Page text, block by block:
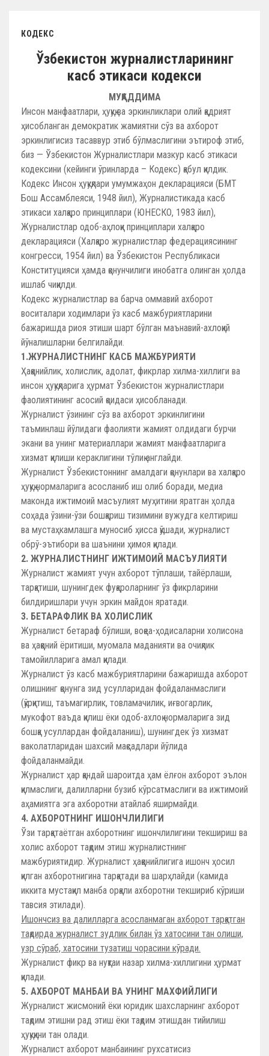
КОДЕКС
Ўзбекистон журналистларининг
касб этикаси кодекси
МУҚАДДИМА
Инсон манфаатлари, ҳуқуқ ва эркинликлари олий қадрият
ҳисобланган демократик жамиятни сўз ва ахборот
эркинлигисиз тасаввур этиб бўлмаслигини эътироф этиб,
биз — Ўзбекистон Журналистлари мазкур касб этикаси
кодексини (кейинги ўринларда – Кодекс) қабул қилдик.
Кодекс Инсон ҳуқуқлари умумжаҳон декларацияси (БМТ
Бош Ассамблеяси, 1948 йил), Журналистикада касб
этикаси халқаро принциплари (ЮНЕСКО, 1983 йил),
Журналистлар одоб-аҳлоқи принциплари халқаро
декларацияси (Халқаро журналистлар федерациясининг
конгресси, 1954 йил) ва Ўзбекистон Республикаси
Конституцияси ҳамда қонунчилиги инобатга олинган ҳолда
ишлаб чиқилди.
Кодекс журналистлар ва барча оммавий ахборот
воситалари ходимлари ўз касб мажбуриятларини
бажаришда риоя этиши шарт бўлган маънавий-ахлоқий
йўналишларни белгилайди.
1.ЖУРНАЛИСТНИНГ КАСБ МАЖБУРИЯТИ
Ҳаққонийлик, холислик, адолат, фикрлар хилма-хиллиги ва
инсон ҳуқуқларига ҳурмат Ўзбекистон журналистлари
фаолиятининг асосий қоидаси ҳисобланади.
Журналист ўзининг сўз ва ахборот эркинлигини
таъминлаш йўлидаги фаолияти жамият олдидаги бурчи
экани ва унинг материаллари жамият манфаатларига
хизмат қилиши кераклигини тўлиқ англайди.
Журналист Ўзбекистоннинг амалдаги қонунлари ва халқаро
ҳуқуқ нормаларига асосланиб иш олиб боради, медиа
маконда ижтимоий масъулият муҳитини яратган ҳолда
соҳада ўзини-ўзи бошқариш тизимини вужудга келтириш
ва мустаҳкамлашга муносиб ҳисса қўшади, журналист
обрў-эътибори ва шаънини ҳимоя қилади.
2. ЖУРНАЛИСТНИНГ ИЖТИМОИЙ МАСЪУЛИЯТИ
Журналист жамият учун ахборот тўплаши, тайёрлаши,
тарқатиши, шунингдек фуқароларнинг ўз фикрларини
билдиришлари учун эркин майдон яратади.
3. БЕТАРАФЛИК ВА ХОЛИСЛИК
Журналист бетараф бўлиши, воқеа-ҳодисаларни холисона
ва ҳаққоний ёритиши, муомала маданияти ва очиқлик
тамойилларига амал қилади.
Журналист ўз касб мажбуриятларини бажаришда ахборот
олишнинг қонунга зид усулларидан фойдаланмаслиги
(қўрқитиш, таъмагирлик, товламачилик, иғвогарлик,
мукофот ваъда қилиш ёки одоб-ахлоқ нормаларига зид
бошқа усуллардан фойдаланиш), шунингдек ўз хизмат
ваколатларидан шахсий мақсадлари йўлида
фойдаланмайди.
Журналист ҳар қандай шароитда ҳам ёлғон ахборот эълон
қилмаслиги, далилларни бузиб кўрсатмаслиги ва ижтимоий
аҳамиятга эга ахборотни атайлаб яширмайди.
4. АХБОРОТНИНГ ИШОНЧЛИЛИГИ
Ўзи тарқатаётган ахборотнинг ишончлилигини текшириш ва
холис ахборот тақдим этиш журналистнинг
мажбуриятидир. Журналист ҳаққонийлигига ишонч ҳосил
қилган ахборотнигина тарқатади ва шарҳлайди (камида
иккита мустақил манба орқали ахборотни текшириб кўриши
тавсия этилади).
Ишончсиз ва далилларга асосланмаган ахборот тарқатган
тақдирда журналист зудлик билан ўз хатосини тан олиши,
узр сўраб, хатосини тузатиш чорасини кўради.
Журналист фикр ва нуқтаи назар хилма-хиллигини ҳурмат
қилади.
5. АХБОРОТ МАНБАИ ВА УНИНГ МАХФИЙЛИГИ
Журналист жисмоний ёки юридик шахсларнинг ахборот
тақдим этишни рад этиш ёки тақдим этишдан тийилиш
ҳуқуқини тан олади.
Журналист ахборот манбаининг рухсатисиз